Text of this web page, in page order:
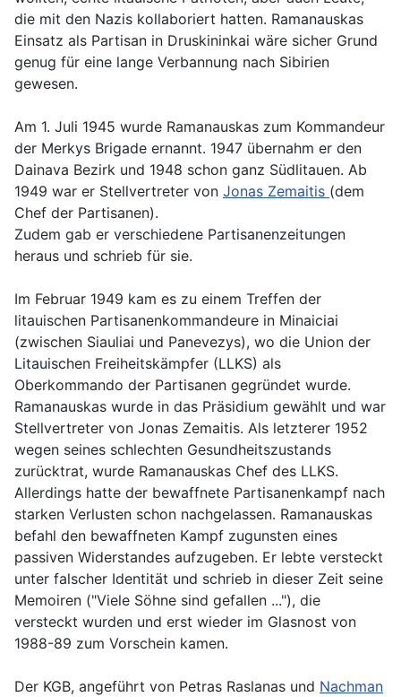
die mit den Nazis kollaboriert hatten. Ramanauskas
Einsatz als Partisan in Druskininkai wäre sicher Grund
genug für eine lange Verbannung nach Sibirien
gewesen.
Am 1. Juli 1945 wurde Ramanauskas zum Kommandeur
der Merkys Brigade ernannt. 1947 übernahm er den
Dainava Bezirk und 1948 schon ganz Südlitauen. Ab
1949 war er Stellvertreter von Jonas Zemaitis (dem
Chef der Partisanen).
Zudem gab er verschiedene Partisanenzeitungen
heraus und schrieb für sie.
Im Februar 1949 kam es zu einem Treffen der
litauischen Partisanenkommandeure in Minaiciai
(zwischen Siauliai und Panevezys), wo die Union der
Litauischen Freiheitskämpfer (LLKS) als
Oberkommando der Partisanen gegründet wurde.
Ramanauskas wurde in das Präsidium gewählt und war
Stellvertreter von Jonas Zemaitis. Als letzterer 1952
wegen seines schlechten Gesundheitszustands
zurücktrat, wurde Ramanauskas Chef des LLKS.
Allerdings hatte der bewaffnete Partisanenkampf nach
starken Verlusten schon nachgelassen. Ramanauskas
befahl den bewaffneten Kampf zugunsten eines
passiven Widerstandes aufzugeben. Er lebte versteckt
unter falscher Identität und schrieb in dieser Zeit seine
Memoiren ("Viele Söhne sind gefallen ..."), die
versteckt wurden und erst wieder im Glasnost von
1988-89 zum Vorschein kamen.
Der KGB, angeführt von Petras Raslanas und Nachman